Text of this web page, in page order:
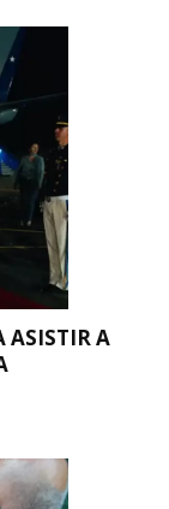
ASISTIR A